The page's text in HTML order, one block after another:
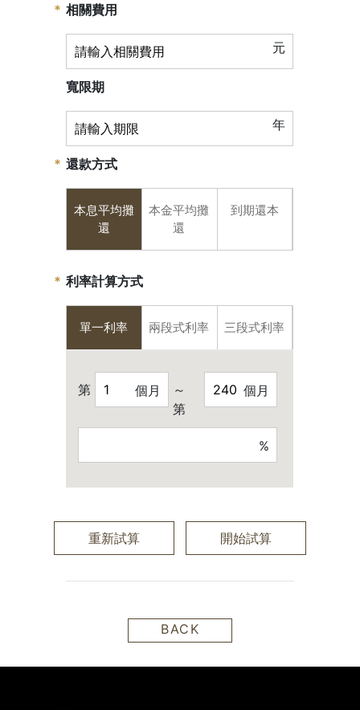
相關費用
元
寬限期
年
還款方式
本息平均攤
還
本金平均攤
還
到期還本
利率計算方式
單一利率 兩段式利率 三段式利率
第 個月
～
第
個月
%
重新試算 開始試算
BACK